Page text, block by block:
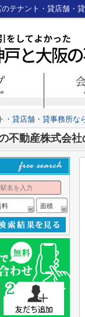
・貸店舗・貸事務所な
不動産株式会
料 面積